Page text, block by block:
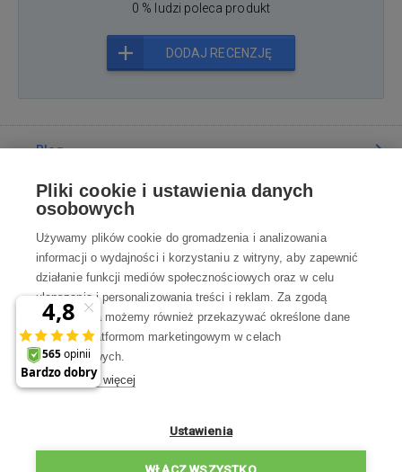
0 % ludzi poleca produkt
DODAJ RECENZJĘ
Blog
Poradnia
Wszystko o zakupach
Kontakt
Skontaktuj się z Nami
Pon-Pt 8:00—17:00
WSZYSTKIE KONTAKTY
na pierwsze zakupy?
Pliki cookie i ustawienia danych
osobowych
Używamy plików cookie do gromadzenia i analizowania
informacji o wydajności i korzystaniu z witryny, aby zapewnić
działanie funkcji mediów społecznościowych oraz w celu
ulepszania i personalizowania treści i reklam. Za zgodą
użytkownika możemy również przekazywać określone dane
osobowe platformom marketingowym w celach
marketingowych.
Dowiedz się więcej
Ustawienia